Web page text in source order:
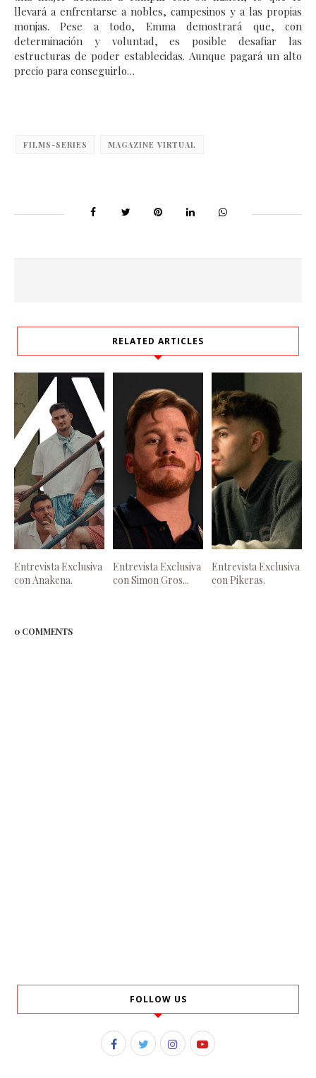
llevará a enfrentarse a nobles, campesinos y a las propias
monjas. Pese a todo, Emma demostrará que, con
determinación y voluntad, es posible desafiar las
estructuras de poder establecidas. Aunque pagará un alto
precio para conseguirlo…
FILMS-SERIES MAGAZINE VIRTUAL
RELATED ARTICLES
Entrevista Exclusiva
con Anakena.
Entrevista Exclusiva
con Simon Gros...
Entrevista Exclusiva
con Pikeras.
0 COMMENTS
FOLLOW US